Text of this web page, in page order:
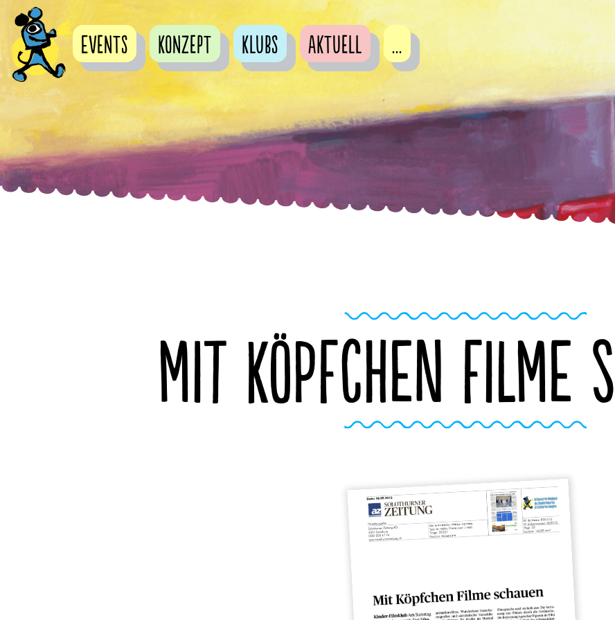
Events Konzept Klubs Aktuell ...
MIT KÖPFCHEN FILME